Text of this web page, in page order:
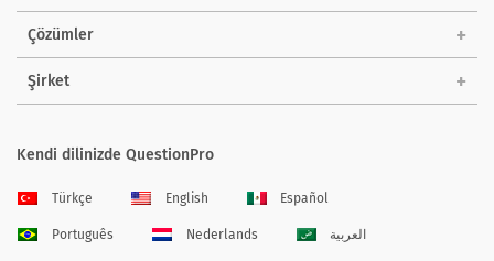
Çözümler
Şirket
Kendi dilinizde QuestionPro
Türkçe English Español
Português Nederlands العربية